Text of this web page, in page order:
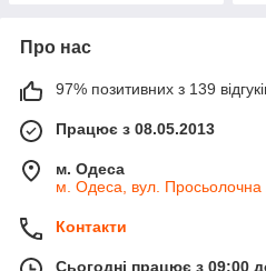
Про нас
97% позитивних з 139
Працює з 08.05.2013
м. Одеса
м. Одеса, вул. Просьолочна
Контакти
Сьогодні працює з 09:00